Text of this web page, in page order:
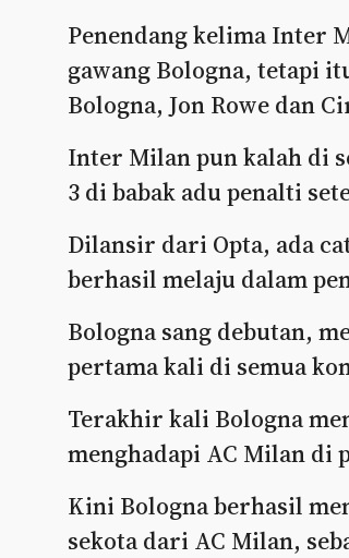
Penendang kelima Inter
gawang Bologna, tetapi
Bologna, Jon Rowe dan
Inter Milan pun kalah di
3 di babak adu penalti
Dilansir dari Opta, ada
berhasil melaju dalam
Bologna sang debutan,
pertama kali di semua
Terakhir kali Bologna
menghadapi AC Milan di
Kini Bologna berhasil
sekota dari AC Milan,